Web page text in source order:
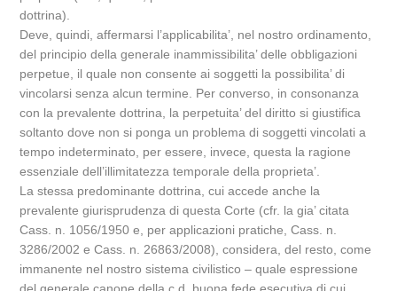
dottrina).
Deve, quindi, affermarsi l’applicabilita’, nel nostro ordinamento,
del principio della generale inammissibilita’ delle obbligazioni
perpetue, il quale non consente ai soggetti la possibilita’ di
vincolarsi senza alcun termine. Per converso, in consonanza
con la prevalente dottrina, la perpetuita’ del diritto si giustifica
soltanto dove non si ponga un problema di soggetti vincolati a
tempo indeterminato, per essere, invece, questa la ragione
essenziale dell’illimitatezza temporale della proprieta’.
La stessa predominante dottrina, cui accede anche la
prevalente giurisprudenza di questa Corte (cfr. la gia’ citata
Cass. n. 1056/1950 e, per applicazioni pratiche, Cass. n.
3286/2002 e Cass. n. 26863/2008), considera, del resto, come
immanente nel nostro sistema civilistico – quale espressione